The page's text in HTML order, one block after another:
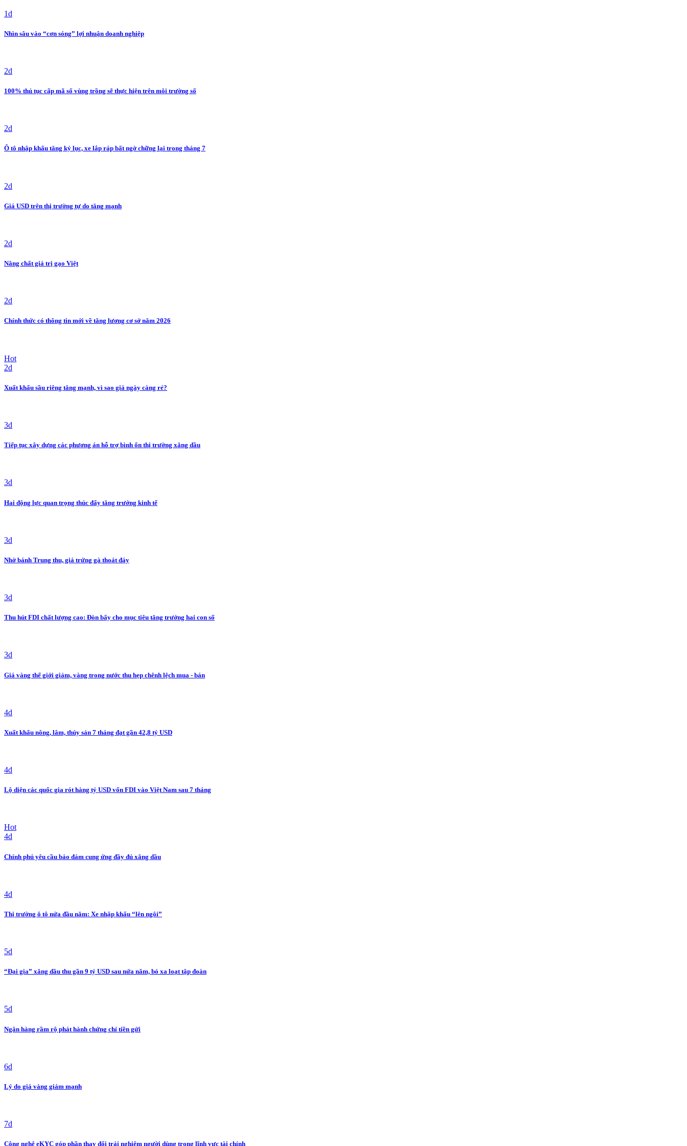
1d
Nhìn sâu vào “cơn sóng” lợi nhuận doanh nghiệp
2d
100% thủ tục cấp mã số vùng trồng sẽ thực hiện trên môi trường số
2d
Ô tô nhập khẩu tăng kỷ lục, xe lắp ráp bất ngờ chững lại trong tháng 7
2d
Giá USD trên thị trường tự do tăng mạnh
2d
Nâng chất giá trị gạo Việt
2d
Chính thức có thông tin mới về tăng lương cơ sở năm 2026
Hot
2d
Xuất khẩu sầu riêng tăng mạnh, vì sao giá ngày càng rẻ?
3d
Tiếp tục xây dựng các phương án hỗ trợ bình ổn thị trường xăng dầu
3d
Hai động lực quan trọng thúc đẩy tăng trưởng kinh tế
3d
Nhờ bánh Trung thu, giá trứng gà thoát đáy
3d
Thu hút FDI chất lượng cao: Đòn bẩy cho mục tiêu tăng trưởng hai con số
3d
Giá vàng thế giới giảm, vàng trong nước thu hẹp chênh lệch mua - bán
4d
Xuất khẩu nông, lâm, thủy sản 7 tháng đạt gần 42,8 tỷ USD
4d
Lộ diện các quốc gia rót hàng tỷ USD vốn FDI vào Việt Nam sau 7 tháng
Hot
4d
Chính phủ yêu cầu bảo đảm cung ứng đầy đủ xăng dầu
4d
Thị trường ô tô nửa đầu năm: Xe nhập khẩu “lên ngôi”
5d
“Đại gia” xăng dầu thu gần 9 tỷ USD sau nửa năm, bỏ xa loạt tập đoàn
5d
Ngân hàng rầm rộ phát hành chứng chỉ tiền gửi
6d
Lý do giá vàng giảm mạnh
7d
Công nghệ eKYC góp phần thay đổi trải nghiệm người dùng trong lĩnh vực tài chính